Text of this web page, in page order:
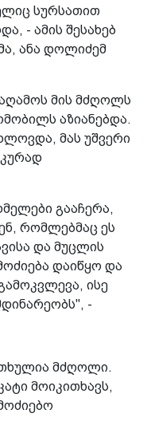
სურსათით
- ამის შესახებ
ანა დოლიძემ
მის მძღოლს
აზიანებდა.
მას უშვერი
გააჩერა,
რომლებმაც ეს
და მუცლის
დაიწყო და
ისე
-
მძღოლი.
მოიკითხავს,